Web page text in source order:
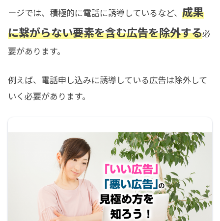
ージでは、積極的に電話に誘導しているなど、 成果
に繋がらない要素を含む広告を除外する必
要があります。
例えば、電話申し込みに誘導している広告は除外して
いく必要があります。